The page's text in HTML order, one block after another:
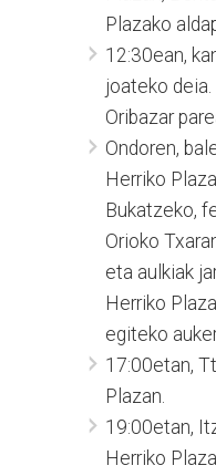
Plazako
12:30ean,
joateko
Oribazar
Ondoren,
Herriko
Bukatzeko,
Orioko
eta aulkiak
Herriko
egiteko
17:00etan,
Plazan.
19:00etan,
Herriko